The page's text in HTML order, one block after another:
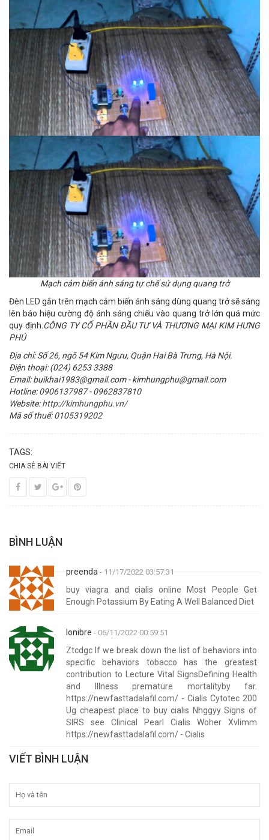
Mạch cảm biến ánh sáng tự chế sử dụng quang trở
Đèn LED gắn trên mạch cảm biến ánh sáng dùng quang trở sẽ sáng
lên báo hiệu cường độ ánh sáng chiếu vào quang trở lớn quá mức
quy định. CÔNG TY CỔ PHẦN ĐẦU TƯ VÀ THƯƠNG MẠI KIM HƯNG
PHÚ
Địa chỉ: Số 26, ngõ 54 Kim Ngưu, Quận Hai Bà Trưng, Hà Nội.
Điện thoại: (024) 6253 3388
Email: buikhai1983@gmail.com - kimhungphu@gmail.com
Hotline: 0906137987 - 0962837810
Website:http://kimhungphu.vn/
Mã số thuế: 0105319202
TAGS:
CHIA SẺ BÀI VIẾT
BÌNH LUẬN
preenda- 11/17/2022 03:57:31
buy viagra and cialis online Most People Get
Enough Potassium By Eating A Well Balanced Diet
Ionibre - 06/11/2022 00:59:51
Ztcdgc If we break down the list of behaviors into
specific behaviors tobacco has the greatest
contribution to Lecture Vital SignsDefining Health
and Illness premature mortalityby far.
https://newfasttadalafil.com/ - Cialis Cytotec 200
Ug cheapest place to buy cialis Nhggyy Signs of
SIRS see Clinical Pearl Cialis Woher Xvlimm
https://newfasttadalafil.com/ - Cialis
VIẾT BÌNH LUẬN